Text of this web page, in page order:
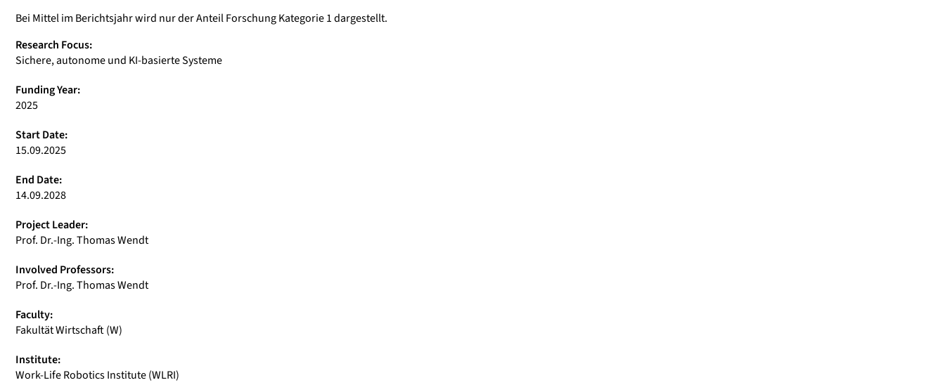
Bei Mittel im Berichtsjahr wird nur der Anteil Forschung Kategorie 1 dargestellt.
Research Focus:
Sichere, autonome und KI-basierte Systeme
Funding Year:
2025
Start Date:
15.09.2025
End Date:
14.09.2028
Project Leader:
Prof. Dr.-Ing. Thomas Wendt
Involved Professors:
Prof. Dr.-Ing. Thomas Wendt
Faculty:
Fakultät Wirtschaft (W)
Institute:
Work-Life Robotics Institute (WLRI)